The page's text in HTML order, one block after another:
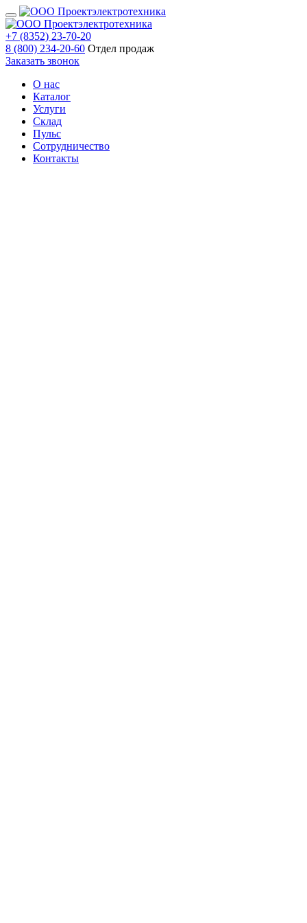
+7 (8352) 23-70-20
8 (800) 234-20-60 Отдел продаж
Заказать звонок
О нас
Каталог
Услуги
Склад
Пульс
Сотрудничество
Контакты